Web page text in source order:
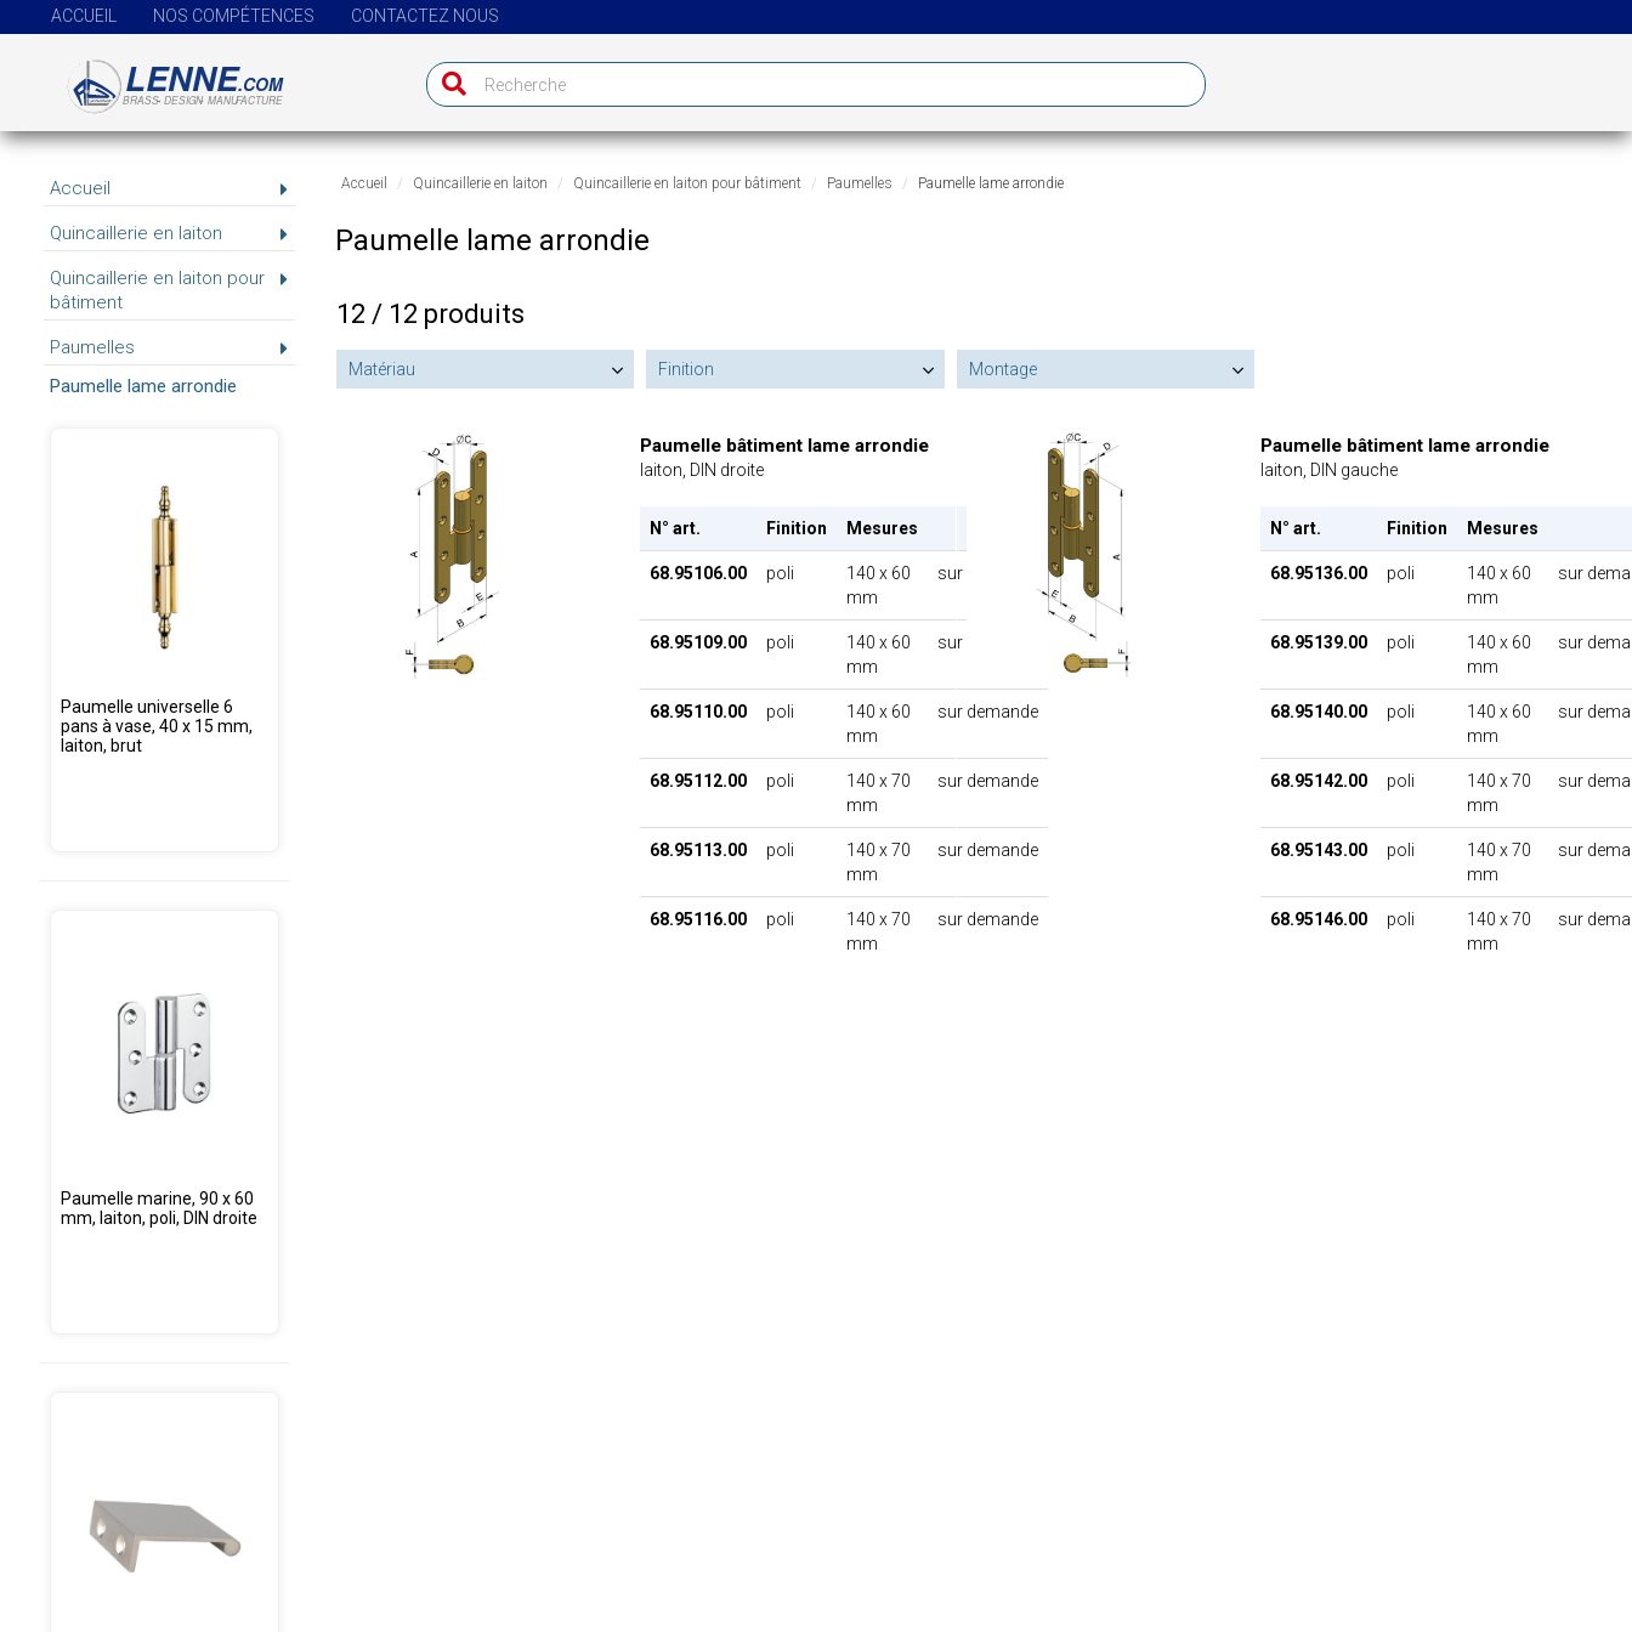
ACCUEIL NOS COMPÉTENCES CONTACTEZ NOUS
Accueil
Quincaillerie en laiton
Quincaillerie en laiton pour
bâtiment
Paumelles
Paumelle lame arrondie
Paumelle universelle 6
pans à vase, 40 x 15 mm,
laiton, brut
Paumelle marine, 90 x 60
mm, laiton, poli, DIN droite
Accueil Quincaillerie en laiton Quincaillerie en laiton pour bâtiment Paumelles Paumelle lame arrondie
Paumelle lame arrondie
12 / 12 produits
Matériau Finition Montage
Paumelle bâtiment lame arrondie
laiton, DIN droite
N° art. Finition Mesures
68.95106.00 poli
140 x 60
mm
sur demande
68.95109.00 poli
140 x 60
mm
sur demande
68.95110.00 poli
140 x 60
mm
sur demande
68.95112.00 poli
140 x 70
mm
sur demande
68.95113.00 poli
140 x 70
mm
sur demande
68.95116.00 poli
140 x 70
mm
sur demande
Paumelle bâtiment lame arrondie
laiton, DIN gauche
N° art. Finition Mesures
68.95136.00 poli
140 x 60
mm
sur
68.95139.00 poli
140 x 60
mm
sur
68.95140.00 poli
140 x 60
mm
sur
68.95142.00 poli
140 x 70
mm
sur
68.95143.00 poli
140 x 70
mm
sur
68.95146.00 poli
140 x 70
mm
sur